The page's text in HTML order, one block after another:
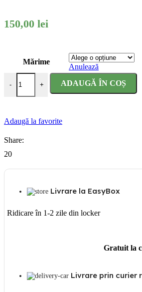
150,00 lei
Mărime
Anulează
-
Cantitate Rochie Alba ca Zapada cu pelerina
+ ADAUGĂ ÎN COȘ
Adaugă la favorite
Share:
20
Livrare la EasyBox
Ridicare în 1-2 zile din locker
Gratuit la
Livrare prin curier